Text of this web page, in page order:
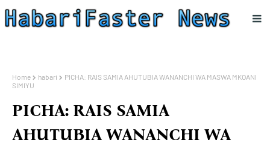
Home habari
PICHA: RAIS SAMIA AHUTUBIA WANANCHI WA MASWA MKOANI
SIMIYU
PICHA: RAIS SAMIA
AHUTUBIA WANANCHI WA